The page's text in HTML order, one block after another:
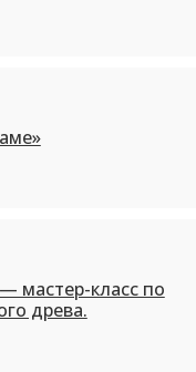
мастер-класс по
древа.